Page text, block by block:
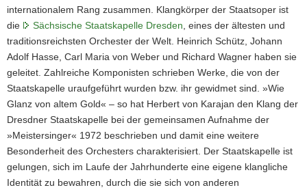
internationalem Rang zusammen. Klangkörper der Staatsoper ist
die
Sächsische Staatskapelle Dresden , eines der ältesten und
traditionsreichsten Orchester der Welt. Heinrich Schütz, Johann
Adolf Hasse, Carl Maria von Weber und Richard Wagner haben sie
geleitet. Zahlreiche Komponisten schrieben Werke, die von der
Staatskapelle uraufgeführt wurden bzw. ihr gewidmet sind. »Wie
Glanz von altem Gold« – so hat Herbert von Karajan den Klang der
Dresdner Staatskapelle bei der gemeinsamen Aufnahme der
»Meistersinger« 1972 beschrieben und damit eine weitere
Besonderheit des Orchesters charakterisiert. Der Staatskapelle ist
gelungen, sich im Laufe der Jahrhunderte eine eigene klangliche
Identität zu bewahren, durch die sie sich von anderen